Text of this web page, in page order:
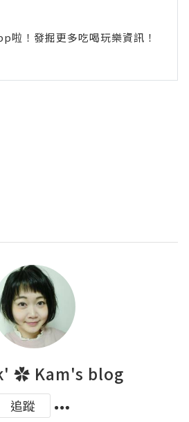
！發掘更多吃喝玩樂資訊！
✿ Kam's blog
追蹤